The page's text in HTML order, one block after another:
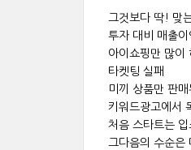
그것보다 딱! 맞
투자 대비 매출이
아이쇼핑만 많이
타켓팅 실패
미끼 상품만 판
키워드광고에서
처음 스타트는
그다음의 수순은